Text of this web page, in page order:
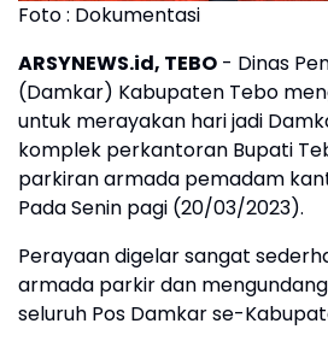
Foto : Dokumentasi
ARSYNEWS.id, TEBO - Dinas
(Damkar) Kabupaten Tebo
untuk merayakan hari jadi
komplek perkantoran Bupati
parkiran armada pemadam
Pada Senin pagi (20/03/2023).
Perayaan digelar sangat
armada parkir dan
seluruh Pos Damkar se-